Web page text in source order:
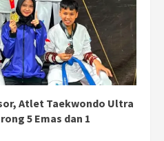
Atlet Taekwondo Ultra
5 Emas dan 1